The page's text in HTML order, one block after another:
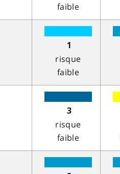
faible
1
risque
faible
3
risque
faible